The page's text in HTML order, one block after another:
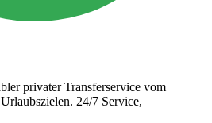
privater Transferservice vom
24/7 Service,